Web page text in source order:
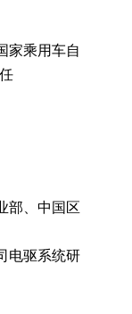
家乘用车自
部、中国区
电驱系统研